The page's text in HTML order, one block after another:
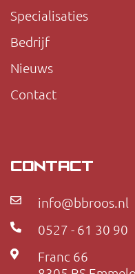
Specialisaties
Bedrijf
Nieuws
Contact
CONTACT
info@bbroos.nl
0527 - 61 30 90
Franc 66